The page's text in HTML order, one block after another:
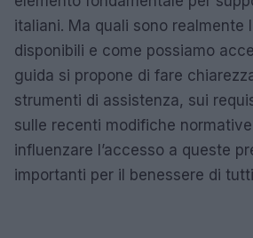
italiani. Ma quali sono realmente
disponibili e come possiamo
guida si propone di fare
strumenti di assistenza, sui
sulle recenti modifiche
influenzare l’accesso a queste
importanti per il benessere di